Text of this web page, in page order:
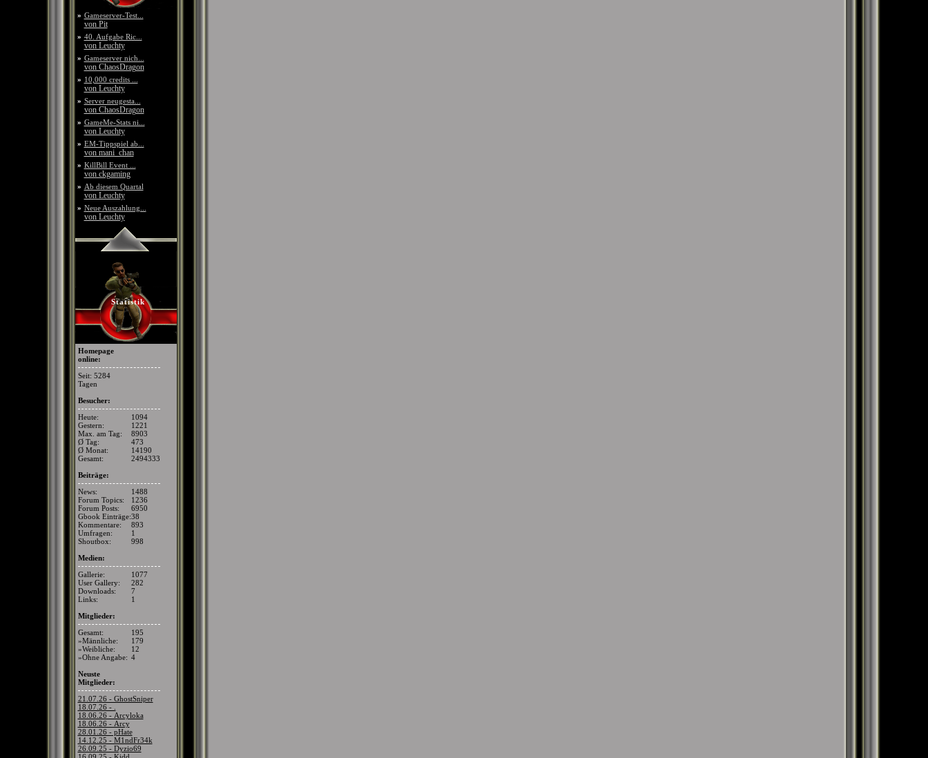
» Gameserver-Test...
von Pit
» 40. Aufgabe Ric...
von Leuchty
» Gameserver nich...
von ChaosDragon
» 10,000 credits ...
von Leuchty
» Server neugesta...
von ChaosDragon
» GameMe-Stats ni...
von Leuchty
» EM-Tippspiel ab...
von mani_chan
» KillBill Event ...
von ckgaming
» Ab diesem Quartal
von Leuchty
» Neue Auszahlung...
von Leuchty
Statistik
Homepage
online:
Seit: 5284
Tagen
Besucher:
Heute:
1094
Gestern:
1221
Max. am Tag:
8903
Ø Tag:
473
Ø Monat:
14190
Gesamt:
2494333
Beiträge:
News:
1488
Forum Topics:
1236
Forum Posts:
6950
Gbook Einträge:38
Kommentare:
893
Umfragen:
1
Shoutbox:
998
Medien:
Gallerie:
1077
User Gallery:
282
Downloads:
7
Links:
1
Mitglieder:
Gesamt:
195
»Männliche:
179
»Weibliche:
12
»Ohne Angabe: 4
Neuste
Mitglieder:
21.07.26 - GhostSniper
18.07.26 - .
18.06.26 - Arcyloka
18.06.26 - Arcy
28.01.26 - pHate
14.12.25 - M1ndFr34k
26.09.25 - Dyzio69